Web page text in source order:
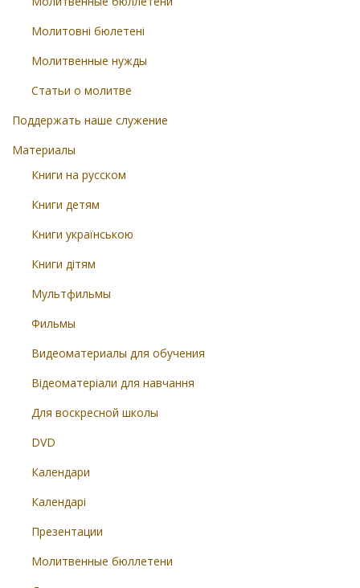
Молитовні бюлетені
Молитвенные нужды
Статьи о молитве
Поддержать наше служение
Материалы
Книги на русском
Книги детям
Книги українською
Книги дітям
Мультфильмы
Фильмы
Видеоматериалы для обучения
Відеоматеріали для навчання
Для воскресной школы
DVD
Календари
Календарі
Презентации
Молитвенные бюллетени